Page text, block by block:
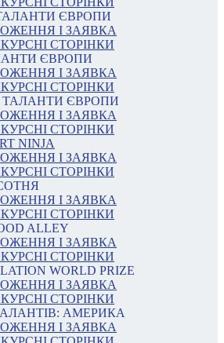
ЄВРОПИ
І ЗАЯВКА
СТОРІНКИ
ЄВРОПИ
І ЗАЯВКА
СТОРІНКИ
ЄВРОПИ
І ЗАЯВКА
СТОРІНКИ
NINJA
І ЗАЯВКА
СТОРІНКИ
І ЗАЯВКА
СТОРІНКИ
ALLEY
І ЗАЯВКА
СТОРІНКИ
WORLD PRIZE
І ЗАЯВКА
СТОРІНКИ
АМЕРИКА
І ЗАЯВКА